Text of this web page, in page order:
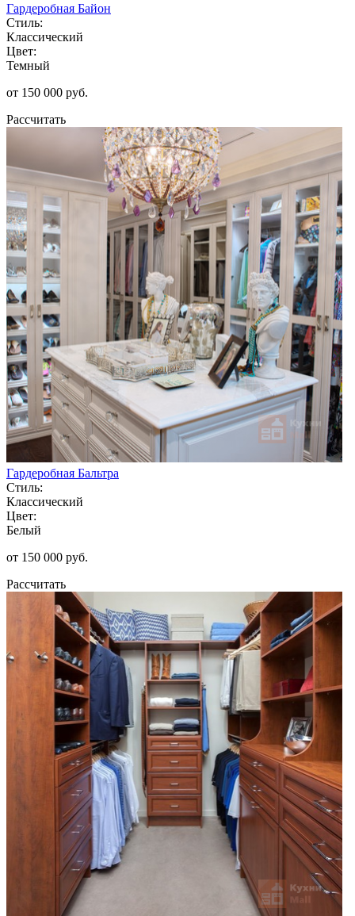
Гардеробная Байон
Стиль:
Классический
Цвет:
Темный
от 150 000 руб.
Рассчитать
Гардеробная Бальтра
Стиль:
Классический
Цвет:
Белый
от 150 000 руб.
Рассчитать